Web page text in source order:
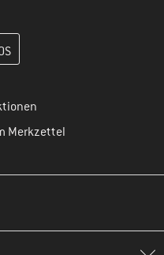
erstelle im nächsten
Merkzettel